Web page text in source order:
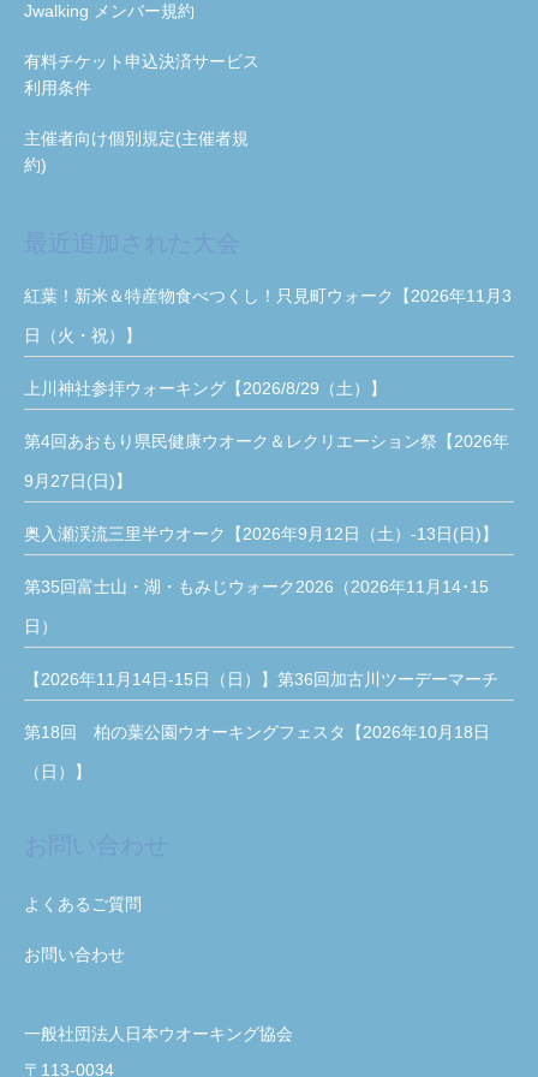
Jwalking メンバー規約
有料チケット申込決済サービス
利用条件
主催者向け個別規定(主催者規
約)
紅葉！新米＆特産物食べつくし！只見町ウォーク【2026年11月3
日（火・祝）】
上川神社参拝ウォーキング【2026/8/29（土）】
第4回あおもり県民健康ウオーク＆レクリエーション祭【2026年
9月27日(日)】
奥入瀬渓流三里半ウオーク【2026年9月12日（土）-13日(日)】
第35回富士山・湖・もみじウォーク2026（2026年11月14･15
日）
【2026年11月14日-15日（日）】第36回加古川ツーデーマーチ
第18回 柏の葉公園ウオーキングフェスタ【2026年10月18日
（日）】
よくあるご質問
お問い合わせ
一般社団法人日本ウオーキング協会
〒113-0034